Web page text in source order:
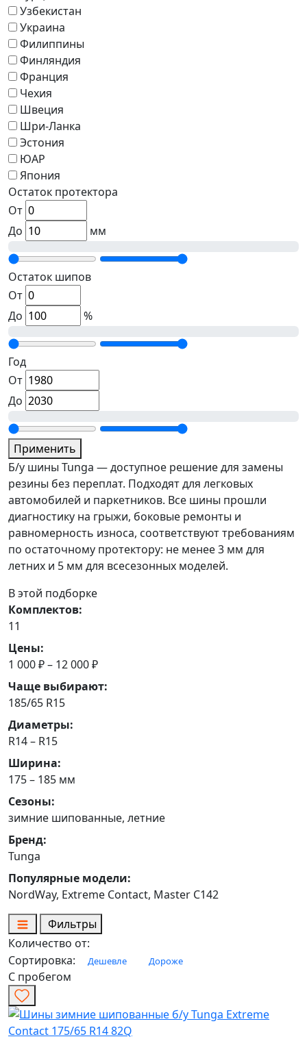
Узбекистан
Украина
Филиппины
Финляндия
Франция
Чехия
Швеция
Шри-Ланка
Эстония
ЮАР
Япония
Остаток протектора
От
До
мм
Остаток шипов
От
До
%
Год
От
До
Применить
Б/у шины Tunga — доступное решение для замены
резины без переплат. Подходят для легковых
автомобилей и паркетников. Все шины прошли
диагностику на грыжи, боковые ремонты и
равномерность износа, соответствуют требованиям
по остаточному протектору: не менее 3 мм для
летних и 5 мм для всесезонных моделей.
В этой подборке
Комплектов:
11
Цены:
1 000 ₽ – 12 000 ₽
Чаще выбирают:
185/65 R15
Диаметры:
R14 – R15
Ширина:
175 – 185 мм
Сезоны:
зимние шипованные, летние
Бренд:
Tunga
Популярные модели:
NordWay, Extreme Contact, Master C142
Фильтры
Количество от:
Сортировка:
Дешевле Дороже
С пробегом